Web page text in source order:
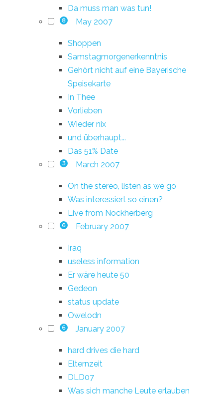
Da muss man was tun!
8 May 2007
Shoppen
Samstagmorgenerkenntnis
Gehört nicht auf eine Bayerische
Speisekarte
In Thee
Vorlieben
Wieder nix
und überhaupt...
Das 51% Date
3 March 2007
On the stereo, listen as we go
Was interessiert so einen?
Live from Nockherberg
6 February 2007
Iraq
useless information
Er wäre heute 50
Gedeon
status update
Owelodn
6 January 2007
hard drives die hard
Elternzeit
DLD07
Was sich manche Leute erlauben